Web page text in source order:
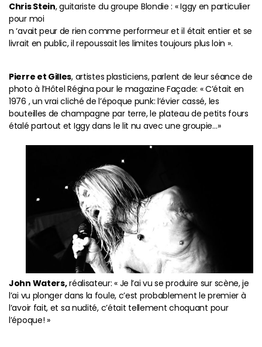
Chris Stein, guitariste du groupe Blondie : « Iggy en particulier
pour moi
n ‘avait peur de rien comme performeur et il était entier et se
livrait en public, il repoussait les limites toujours plus loin ».
Pierre et Gilles, artistes plasticiens, parlent de leur séance de
photo à l’Hôtel Régina pour le magazine Façade: « C’était en
1976 , un vrai cliché de l’époque punk: l’évier cassé, les
bouteilles de champagne par terre, le plateau de petits fours
étalé partout et Iggy dans le lit nu avec une groupie…»
John Waters,réalisateur: « Je l’ai vu se produire sur scène, je
l’ai vu plonger dans la foule, c’est probablement le premier à
l’avoir fait, et sa nudité, c’était tellement choquant pour
l’époque! »